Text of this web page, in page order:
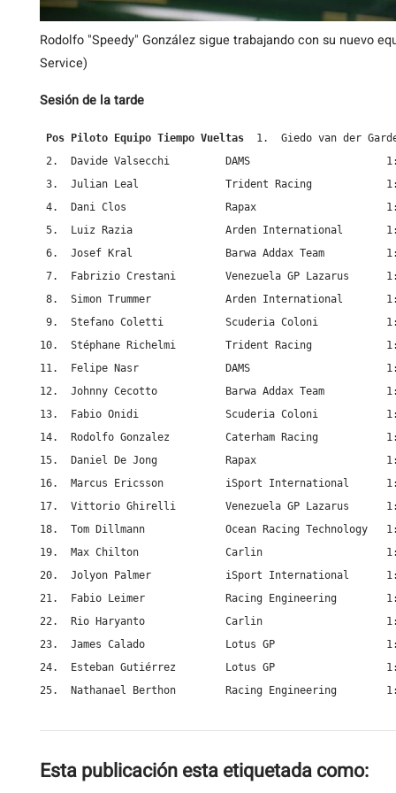
Rodolfo "Speedy" González sigue trabajando con su nuevo
Service)
Sesión de la tarde
Pos Piloto Equipo Tiempo Vueltas
1.  Giedo van der
2.  Davide Valsecchi         DAMS
3.  Julian Leal              Trident Racing
4.  Dani Clos                Rapax
5.  Luiz Razia               Arden International
6.  Josef Kral               Barwa Addax Team
7.  Fabrizio Crestani        Venezuela GP Lazarus
8.  Simon Trummer            Arden International
9.  Stefano Coletti          Scuderia Coloni
10.  Stéphane Richelmi        Trident Racing
11.  Felipe Nasr              DAMS
12.  Johnny Cecotto           Barwa Addax Team
13.  Fabio Onidi              Scuderia Coloni
14.  Rodolfo Gonzalez         Caterham Racing
15.  Daniel De Jong           Rapax
16.  Marcus Ericsson          iSport International
17.  Vittorio Ghirelli        Venezuela GP Lazarus
18.  Tom Dillmann             Ocean Racing Technology
19.  Max Chilton              Carlin
20.  Jolyon Palmer            iSport International
21.  Fabio Leimer             Racing Engineering
22.  Rio Haryanto             Carlin
23.  James Calado             Lotus GP
24.  Esteban Gutiérrez        Lotus GP
25.  Nathanael Berthon        Racing Engineering
Esta publicación esta etiquetada como: